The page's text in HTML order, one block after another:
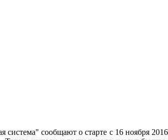
сообщают о старте c 16 ноября 2016